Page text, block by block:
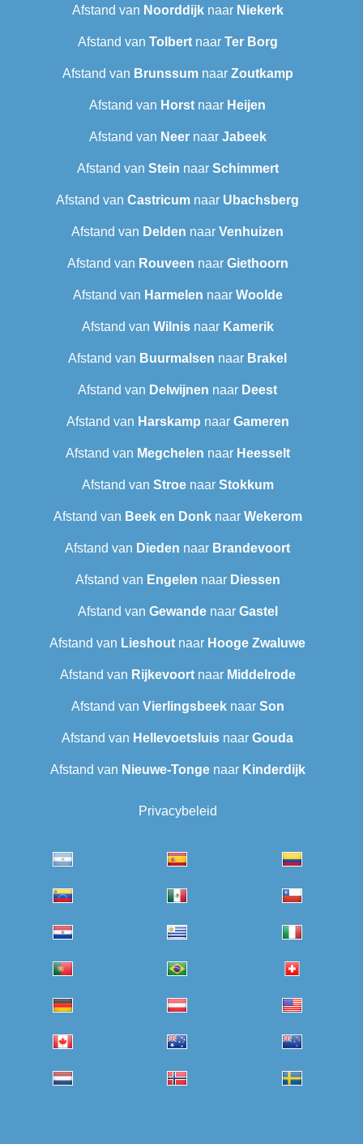
Afstand van Noorddijknaar Niekerk
Afstand van Tolbertnaar Ter Borg
Afstand van Brunssumnaar Zoutkamp
Afstand van Horst naar Heijen
Afstand van Neernaar Jabeek
Afstand van Stein naar Schimmert
Afstand van Castricum naar Ubachsberg
Afstand van Delden naar Venhuizen
Afstand van Rouveen naar Giethoorn
Afstand van Harmelen naar Woolde
Afstand van Wilnisnaar Kamerik
Afstand van Buurmalsen naar Brakel
Afstand van Delwijnen naar Deest
Afstand van Harskamp naar Gameren
Afstand van Megchelen naar Heesselt
Afstand van Stroenaar Stokkum
Afstand van Beek en Donknaar Wekerom
Afstand van Dieden naar Brandevoort
Afstand van Engelen naar Diessen
Afstand van Gewandenaar Gastel
Afstand van Lieshout naar Hooge Zwaluwe
Afstand van Rijkevoortnaar Middelrode
Afstand van Vierlingsbeeknaar Son
Afstand van Hellevoetsluis naar Gouda
Afstand van Nieuwe-Tongenaar Kinderdijk
Privacybeleid